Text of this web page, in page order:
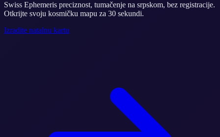
Swiss Ephemeris preciznost, tumačenje na srpskom, bez registracije.
Otkrijte svoju kosmičku mapu za 30 sekundi.
Izradite natalnu kartu